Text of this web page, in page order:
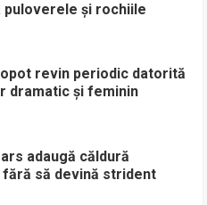
și rochiile
revin periodic datorită
dramatic și feminin
adaugă căldură
să devină strident